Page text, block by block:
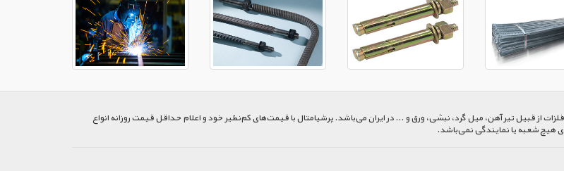
از قبیل تیر آهن، میل گرد، نبشی، ورق و ... در ایران می‌باشد. پرشیامتال با قیمت‌های کم‌نظیر خود و اعلام حداقل قیمت روزانه انواع
هیچ شعبه یا نمایندگی نمی‌باشد.